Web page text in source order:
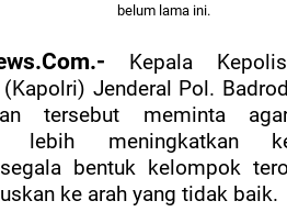
belum lama ini.
Kepala
(Kapolri) Jenderal Pol.
tersebut meminta
lebih meningkatkan
bentuk kelompok
ke arah yang tidak baik.